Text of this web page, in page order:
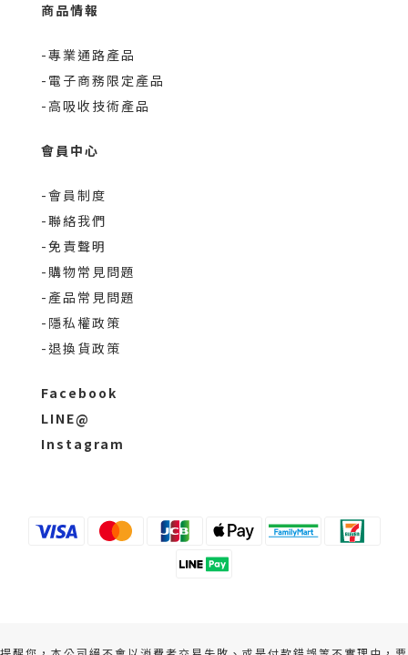
商品情報
-專業通路產品
-電子商務限定產品
-高吸收技術產品
會員中心
-會員制度
-聯絡我們
-免責聲明
-購物常見問題
-產品常見問題
-隱私權政策
-退換貨政策
Facebook
LINE@
Instagram